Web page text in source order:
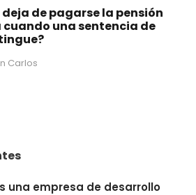
de pagarse la pensión
una sentencia de
Carlos
una empresa de desarrollo